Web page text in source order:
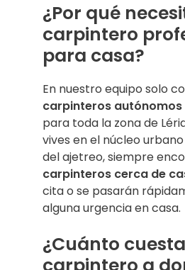
¿Por qué
carpintero
para casa?
En nuestro equipo solo
carpinteros autónomos
para toda la zona de
vives en el núcleo
del ajetreo, siempre
carpinteros cerca de
cita o se pasarán
alguna urgencia en casa.
¿Cuánto